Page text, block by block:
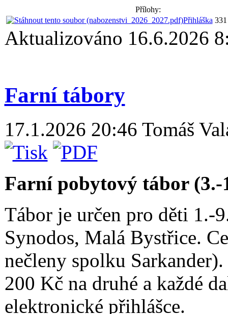
Přílohy:
Přihláška
Aktualizováno 16.6.2026
Farní tábory
17.1.2026 20:46 Tomáš
Farní pobytový tábor (3.-
Tábor je určen pro děti 1.-
Synodos, Malá Bystřice.
nečleny spolku
200 Kč na druhé a každé
elektronické přihlášce.